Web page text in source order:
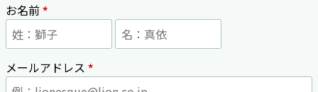
お名前*
メールアドレス *